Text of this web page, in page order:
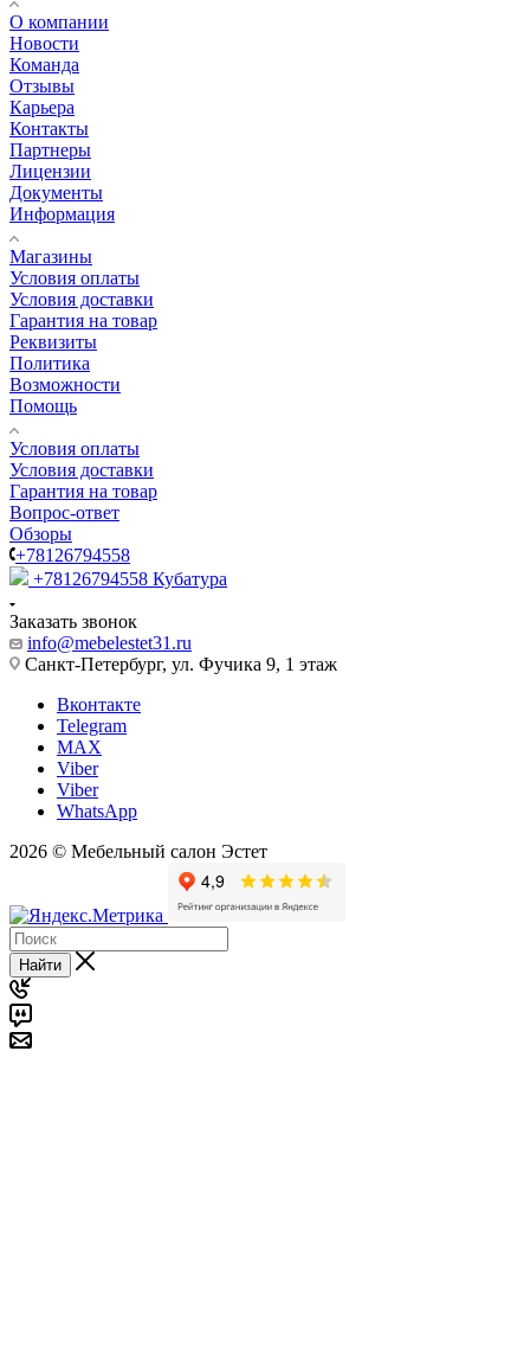
О компании
Новости
Команда
Отзывы
Карьера
Контакты
Партнеры
Лицензии
Документы
Информация
Магазины
Условия оплаты
Условия доставки
Гарантия на товар
Реквизиты
Политика
Возможности
Помощь
Условия оплаты
Условия доставки
Гарантия на товар
Вопрос-ответ
Обзоры
+78126794558
+78126794558 Кубатура
Заказать звонок
info@mebelestet31.ru
Санкт-Петербург, ул. Фучика 9, 1 этаж
Вконтакте
Telegram
MAX
Viber
Viber
WhatsApp
2026 © Мебельный салон Эстет
Найти